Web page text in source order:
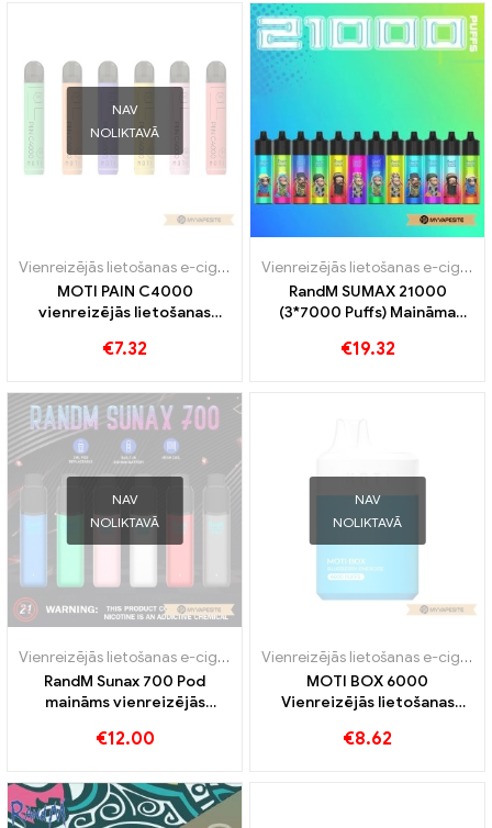
NAV
NOLIKTAVĀ
Vienreizējās lietošanas e-cigaretes
MOTI PAIN C4000
vienreizējās lietošanas
€7.32
Vienreizējās lietošanas e-cigaretes
RandM SUMAX 21000
(3*7000 Puffs) Maināma
vienreizējās lietošanas
€19.32
NAV
NOLIKTAVĀ
Vienreizējās lietošanas e-cigaretes
RandM Sunax 700 Pod
maināms vienreizējās
€12.00
NAV
NOLIKTAVĀ
Vienreizējās lietošanas e-cigaretes
MOTI BOX 6000
Vienreizējās lietošanas
€8.62